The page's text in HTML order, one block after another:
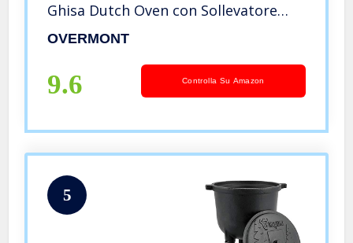
Ghisa Dutch Oven con Sollevatore
Coperchio, per BBQ Campeggio
OVERMONT
9.6 Controlla Su Amazon
5